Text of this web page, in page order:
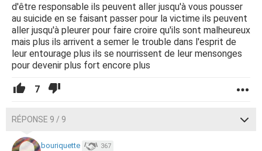
d'être responsable ils peuvent aller jusqu'à vous pousser
au suicide en se faisant passer pour la victime ils peuvent
aller jusqu'à pleurer pour faire croire qu'ils sont malheureux
mais plus ils arrivent a semer le trouble dans l'esprit de
leur entourage plus ils se nourrissent de leur mensonges
pour devenir plus fort encore plus
7
RÉPONSE 9 / 9
bouriquette 367